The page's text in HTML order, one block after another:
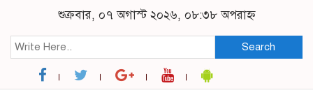
শুক্রবার, ০৭ অগাস্ট ২০২৬, ০৮:৩৮ অপরাহ্ন
Search